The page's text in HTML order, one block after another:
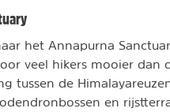
het Annapurna
veel hikers mooier
tussen de
en